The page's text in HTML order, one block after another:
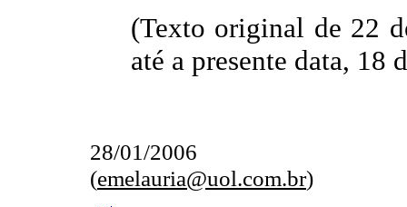
(Texto original de 22
até a presente data, 18
28/01/2006
(emelauria@uol.com.br)